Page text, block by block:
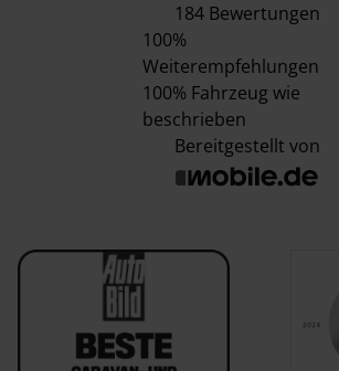
184 Bewertungen
100%
Weiterempfehlungen
100% Fahrzeug wie
beschrieben
Bereitgestellt von